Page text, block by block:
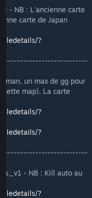
- NB : L'ancienne carte
carte de Japan
filedetails/?
un max de gg pour
cette map). La carte
filedetails/?
filedetails/?
- NB : Kill auto au
filedetails/?